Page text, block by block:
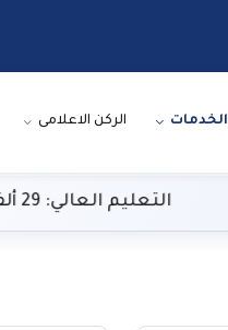
الخدمات الركن الاعلامى
التعليم العالي: 29 ألف طالب سجلوا رغباتهم في تنسيق المرحلة الأولى